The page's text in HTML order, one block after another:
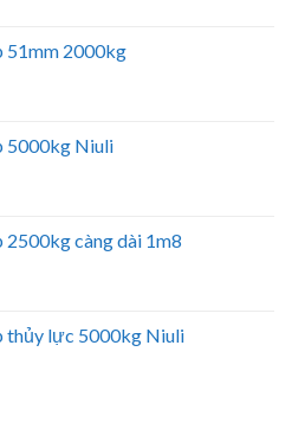
51mm 2000kg
5000kg Niuli
2500kg càng dài 1m8
thủy lực 5000kg Niuli